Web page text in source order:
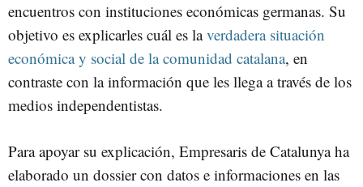
encuentros con instituciones económicas germanas. Su
objetivo es explicarles cuál es laverdadera situación
económica y social de la comunidad catalana, en
contraste con la información que les llega a través de los
medios independentistas.
Para apoyar su explicación, Empresaris de Catalunya ha
elaborado un dossier con datos e informaciones en las